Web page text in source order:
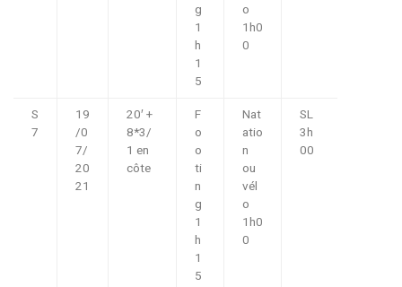
g
1
h
1
5
o
1h0
0
S
7
19
/0
7/
20
21
20′ +
8*3/
1 en
côte
F
o
o
ti
n
g
1
h
1
5
Nat
atio
n
ou
vél
o
1h0
0
SL
3h
00